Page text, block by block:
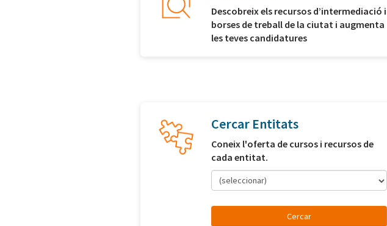
Descobreix els recursos d’intermediació i
borses de treball de la ciutat i augmenta
les teves candidatures
Cercar Entitats
Coneix l'oferta de cursos i recursos de
cada entitat.
(seleccionar)